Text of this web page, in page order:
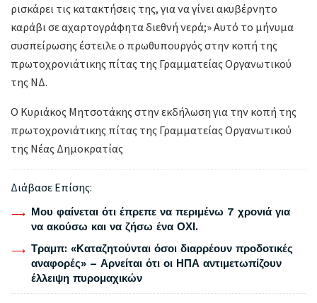
ρισκάρει τις κατακτήσεις της, για να γίνει ακυβέρνητο
καράβι σε αχαρτογράφητα διεθνή νερά;» Αυτό το μήνυμα
συσπείρωσης έστειλε ο πρωθυπουργός στην κοπή της
πρωτοχρονιάτικης πίτας της Γραμματείας Οργανωτικού
της ΝΔ.
Ο Κυριάκος Μητσοτάκης στην εκδήλωση για την κοπή της
πρωτοχρονιάτικης πίτας της Γραμματείας Οργανωτικού
της Νέας Δημοκρατίας
Διάβασε Επίσης:
Μου φαίνεται ότι έπρεπε να περιμένω 7 χρονιά για
να ακούσω και να ζήσω ένα ΟΧΙ.
Τραμπ: «Καταζητούνται όσοι διαρρέουν προδοτικές
αναφορές» – Αρνείται ότι οι ΗΠΑ αντιμετωπίζουν
έλλειψη πυρομαχικών